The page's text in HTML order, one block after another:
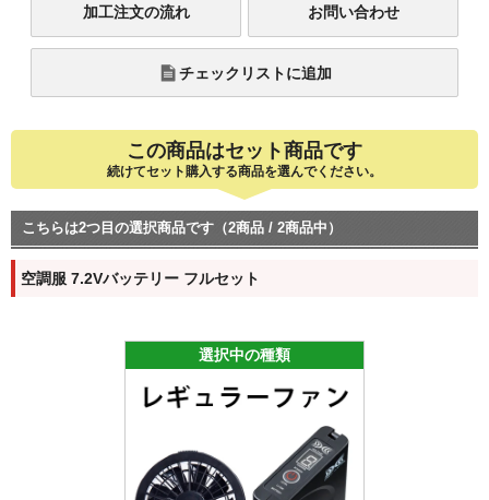
加工注文の流れ お問い合わせ
チェックリストに追加
この商品はセット商品です
続けてセット購入する商品を選んでください。
こちらは2つ目の選択商品です（2商品 / 2商品中）
空調服 7.2Vバッテリー フルセット
選択中の種類